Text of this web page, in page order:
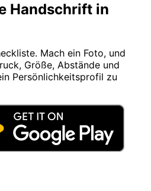
Handschrift in
Mach ein Foto, und
Größe, Abstände und
Persönlichkeitsprofil zu